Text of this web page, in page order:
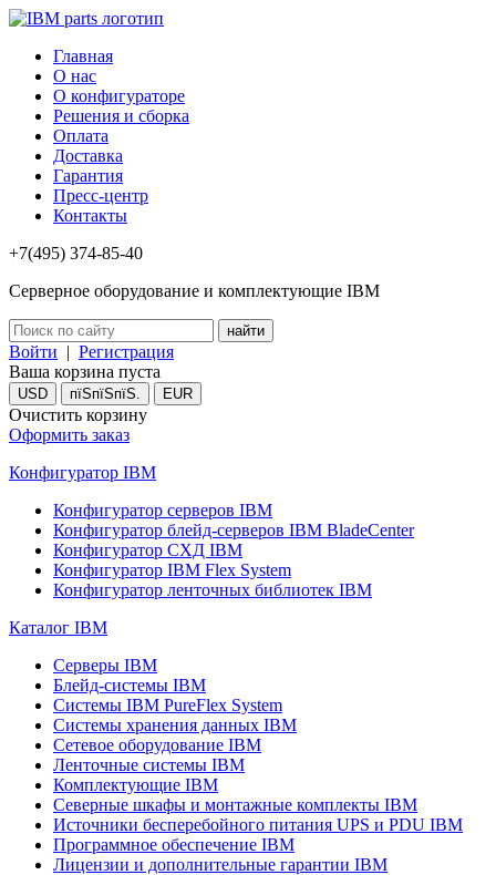
Главная
О нас
О конфигураторе
Решения и сборка
Оплата
Доставка
Гарантия
Пресс-центр
Контакты
+7(495) 374-85-40
Серверное оборудование и комплектующие IBM
Войти | Регистрация
Ваша корзина пуста
USD пїЅпїЅпїЅ. EUR
Очистить корзину
Оформить заказ
Конфигуратор IBM
Конфигуратор серверов IBM
Конфигуратор блейд-серверов IBM BladeCenter
Конфигуратор СХД IBM
Конфигуратор IBM Flex System
Конфигуратор ленточных библиотек IBM
Каталог IBM
Серверы IBM
Блейд-системы IBM
Системы IBM PureFlex System
Системы хранения данных IBM
Сетевое оборудование IBM
Ленточные системы IBM
Комплектующие IBM
Северные шкафы и монтажные комплекты IBM
Источники бесперебойного питания UPS и PDU IBM
Программное обеспечение IBM
Лицензии и дополнительные гарантии IBM